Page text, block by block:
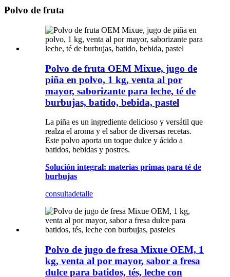
Polvo de fruta
Polvo de fruta OEM Mixue, jugo de
piña en polvo, 1 kg, venta al por
mayor, saborizante para leche, té de
burbujas, batido, bebida, pastel
La piña es un ingrediente delicioso y versátil que
realza el aroma y el sabor de diversas recetas.
Este polvo aporta un toque dulce y ácido a
batidos, bebidas y postres.
Solución integral: materias primas para té de
burbujas
consultadetalle
Polvo de jugo de fresa Mixue OEM, 1
kg, venta al por mayor, sabor a fresa
dulce para batidos, tés, leche con